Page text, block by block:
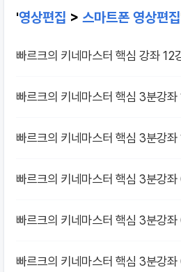
'영상편집 > 스마트폰 영상편집
빠르크의 키네마스터 핵심 강좌 12
빠르크의 키네마스터 핵심 3분강
빠르크의 키네마스터 핵심 3분강
빠르크의 키네마스터 핵심 3분강
빠르크의 키네마스터 핵심 3분강
빠르크의 키네마스터 핵심 3분강